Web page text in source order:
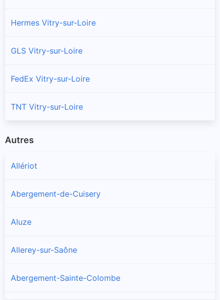
Hermes Vitry-sur-Loire
GLS Vitry-sur-Loire
FedEx Vitry-sur-Loire
TNT Vitry-sur-Loire
Autres
Allériot
Abergement-de-Cuisery
Aluze
Allerey-sur-Saône
Abergement-Sainte-Colombe